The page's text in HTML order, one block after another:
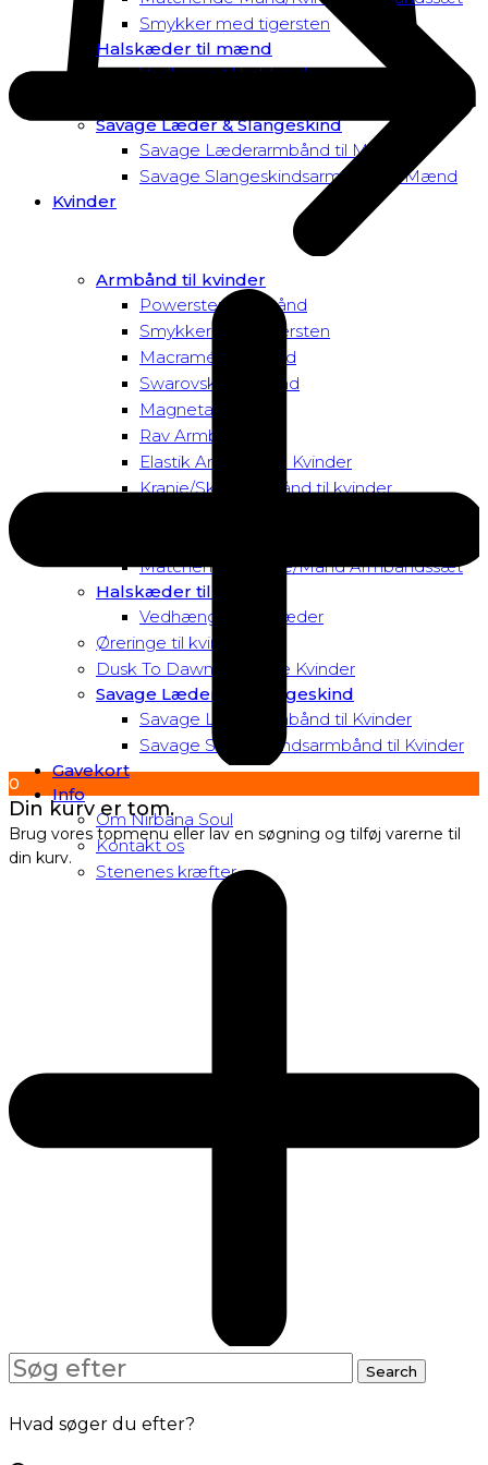
Smykker med tigersten
Halskæder til mænd
Vedhæng til halskæder
Savage Læder & Slangeskind
Savage Læderarmbånd til Mænd
Savage Slangeskindsarmbånd til Mænd
Kvinder
Armbånd til kvinder
Powersten Armbånd
Smykker med tigersten
Macramé Armbånd
Swarovski Armbånd
Magnetarmbånd
Rav Armbånd
Elastik Armbånd til Kvinder
Kranie/Skull Armbånd til kvinder
Matchende Kvinde/Mand Armbåndssæt
Halskæder til Kvinder
Vedhæng til halskæder
Øreringe til kvinder
Dusk To Dawn Exclusive Kvinder
Savage Læder og Slangeskind
Savage Læderarmbånd til Kvinder
Savage Slangeskindsarmbånd til Kvinder
Gavekort
Info
Om Nirbana Soul
Kontakt os
Stenenes kræfter
0
Din kurv er tom.
Brug vores topmenu eller lav en søgning og tilføj varerne til
din kurv.
Search
for:
Search
Hvad søger du efter?